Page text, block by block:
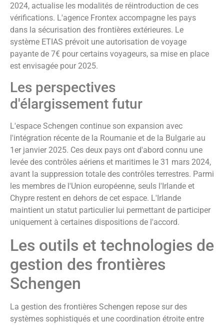
2024, actualise les modalités de réintroduction de ces
vérifications. L'agence Frontex accompagne les pays
dans la sécurisation des frontières extérieures. Le
système ETIAS prévoit une autorisation de voyage
payante de 7€ pour certains voyageurs, sa mise en place
est envisagée pour 2025.
Les perspectives
d'élargissement futur
L'espace Schengen continue son expansion avec
l'intégration récente de la Roumanie et de la Bulgarie au
1er janvier 2025. Ces deux pays ont d'abord connu une
levée des contrôles aériens et maritimes le 31 mars 2024,
avant la suppression totale des contrôles terrestres. Parmi
les membres de l'Union européenne, seuls l'Irlande et
Chypre restent en dehors de cet espace. L'Irlande
maintient un statut particulier lui permettant de participer
uniquement à certaines dispositions de l'accord.
Les outils et technologies de
gestion des frontières
Schengen
La gestion des frontières Schengen repose sur des
systèmes sophistiqués et une coordination étroite entre